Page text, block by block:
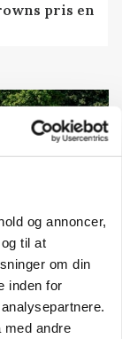
og annoncer,
til at
om din
inden for
med andre
pris en
i år